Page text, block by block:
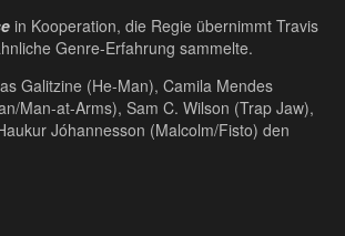
in Kooperation, die Regie übernimmt Travis
Genre-Erfahrung sammelte.
Galitzine (He-Man), Camila Mendes
Man-at-Arms), Sam C. Wilson (Trap Jaw),
Jóhannesson (Malcolm/Fisto) den